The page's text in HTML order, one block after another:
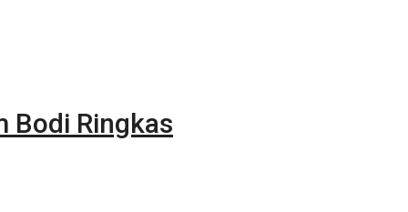
Bodi Ringkas